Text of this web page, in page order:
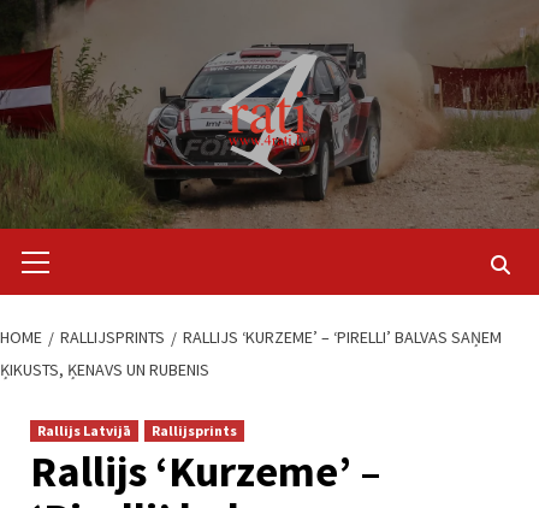
content
Menu
HOME RALLIJSPRINTS
RALLIJS ‘KURZEME’ – ‘PIRELLI’ BALVAS SAŅEM
ĶIKUSTS, ĶENAVS UN RUBENIS
Rallijs Latvijā Rallijsprints
Rallijs ‘Kurzeme’ –